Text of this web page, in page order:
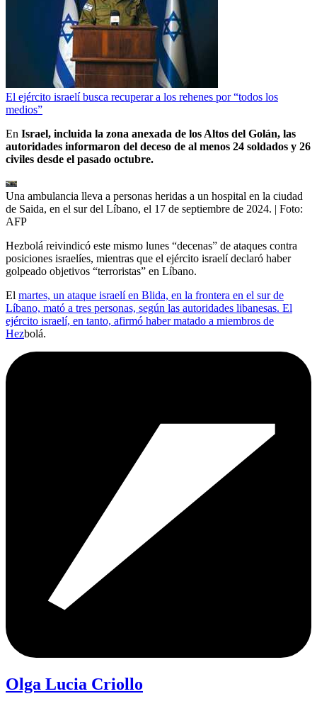
El ejército israelí busca recuperar a los rehenes por “todos los
medios”
En Israel, incluida la zona anexada de los Altos del Golán, las
autoridades informaron del deceso de al menos 24 soldados y 26
civiles desde el pasado octubre.
Una ambulancia lleva a personas heridas a un hospital en la ciudad
de Saida, en el sur del Líbano, el 17 de septiembre de 2024. | Foto:
AFP
Hezbolá reivindicó este mismo lunes “decenas” de ataques contra
posiciones israelíes, mientras que el ejército israelí declaró haber
golpeado objetivos “terroristas” en Líbano.
El martes, un ataque israelí en Blida, en la frontera en el sur de
Líbano, mató a tres personas, según las autoridades libanesas. El
ejército israelí, en tanto, afirmó haber matado a miembros de
Hezbolá.
Olga Lucia Criollo